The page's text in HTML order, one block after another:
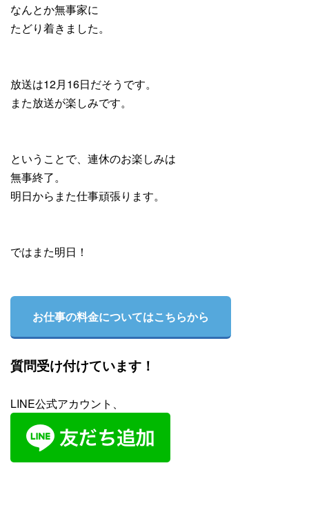
なんとか無事家に
たどり着きました。
放送は12月16日だそうです。
また放送が楽しみです。
ということで、連休のお楽しみは
無事終了。
明日からまた仕事頑張ります。
ではまた明日！
お仕事の料金についてはこちらから
質問受け付けています！
LINE公式アカウント、